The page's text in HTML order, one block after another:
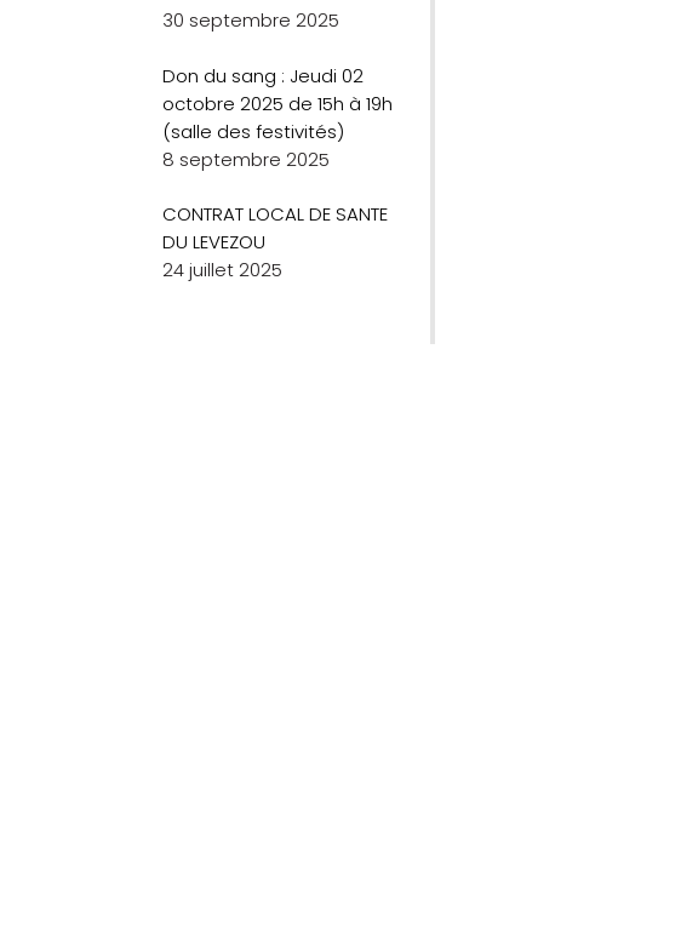
30 septembre 2025
Don du sang : Jeudi 02
octobre 2025 de 15h à 19h
(salle des festivités)
8 septembre 2025
CONTRAT LOCAL DE SANTE
DU LEVEZOU
24 juillet 2025